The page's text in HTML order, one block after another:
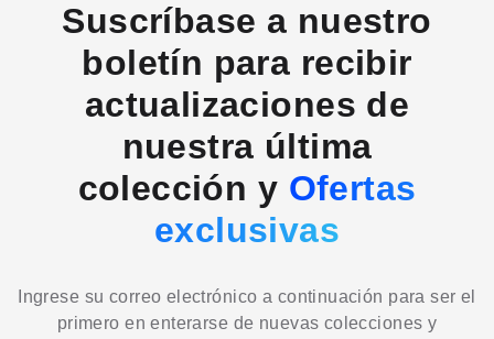
Suscríbase a nuestro
boletín para recibir
actualizaciones de
nuestra última
colección y Ofertas
exclusivas
Ingrese su correo electrónico a continuación para ser el
primero en enterarse de nuevas colecciones y